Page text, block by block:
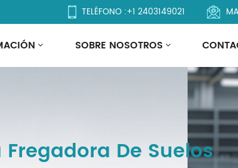
TELÉFONO :+1 2403149021
SOBRE NOSOTROS
De Suelos